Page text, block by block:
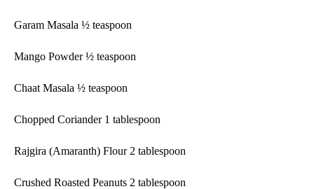
Garam Masala ½ teaspoon
Mango Powder ½ teaspoon
Chaat Masala ½ teaspoon
Chopped Coriander 1 tablespoon
Rajgira (Amaranth) Flour 2 tablespoon
Crushed Roasted Peanuts 2 tablespoon